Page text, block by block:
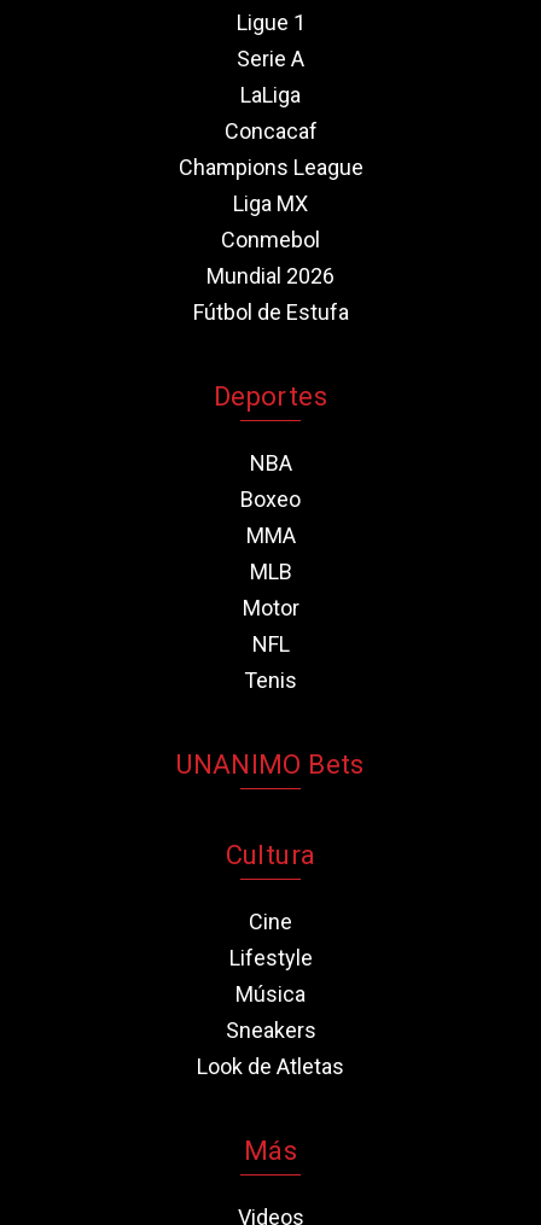
Ligue 1
Serie A
LaLiga
Concacaf
Champions League
Liga MX
Conmebol
Mundial 2026
Fútbol de Estufa
Deportes
NBA
Boxeo
MMA
MLB
Motor
NFL
Tenis
UNANIMO Bets
Cultura
Cine
Lifestyle
Música
Sneakers
Look de Atletas
Más
Videos